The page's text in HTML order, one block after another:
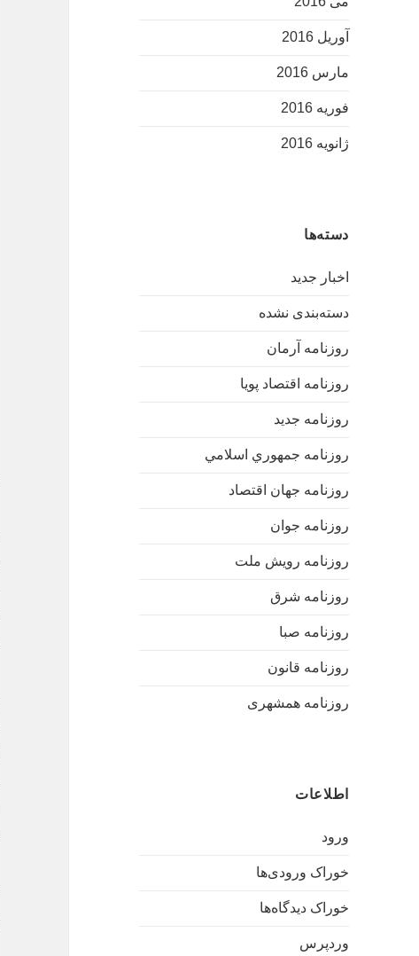
آوریل 2016
مارس 2016
فوریه 2016
ژانویه 2016
دسته‌ها
اخبار جدید
دسته‌بندی نشده
روزنامه آرمان
روزنامه اقتصاد پویا
روزنامه جدید
روزنامه جمهوري اسلامي
روزنامه جهان اقتصاد
روزنامه جوان
روزنامه رویش ملت
روزنامه شرق
روزنامه صبا
روزنامه قانون
روزنامه همشهری
اطلاعات
ورود
خوراک ورودی‌ها
خوراک دیدگاه‌ها
وردپرس